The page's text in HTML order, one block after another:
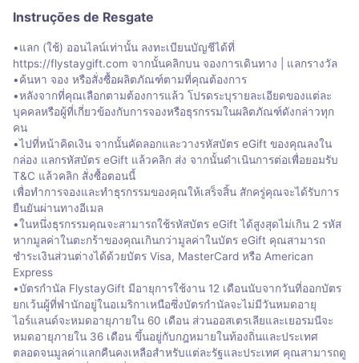
Instruções de Resgate
•แลก (ใช้) ออนไลน์เท่านั้น ลงทะเบียนบัญชีได้ที่
https://flystaygift.com จากนั้นคลิกบน จองการเดินทาง | แลกรางวัล
•ค้นหา จอง หรือสั่งซื้อผลิตภัณฑ์ตามที่คุณต้องการ
•หลังจากที่คุณเลือกตามต้องการแล้ว โปรดระบุรายละเอียดของแต่ละ
บุคคลหรือผู้ที่เกี่ยวข้องกับการจองหรือธุรกรรมในผลิตภัณฑ์ดังกล่าวทุก
คน
•ไปที่หน้าคิดเงิน จากนั้นคัดลอกและวางรหัสบัตร eGift ของคุณลงใน
กล่อง แลกรหัสบัตร eGift แล้วคลิก ส่ง จากนั้นดำเนินการต่อเพื่อยอมรับ
T&C แล้วคลิก สั่งซื้อตอนนี้
เพื่อทำการจองและทำธุรกรรมของคุณให้เสร็จสิ้น สักครู่คุณจะได้รับการ
ยืนยันผ่านทางอีเมล
•ในหนึ่งธุรกรรมคุณจะสามารถใช้รหัสบัตร eGift ได้สูงสุดไม่เกิน 2 รหัส
หากมูลค่าในตะกร้าของคุณเกินกว่ามูลค่าในบัตร eGift คุณสามารถ
ชำระเงินส่วนต่างได้ด้วยบัตร Visa, MasterCard หรือ American
Express
•บัตรกำนัล FlystayGift มีอายุการใช้งาน 12 เดือนนับจากวันที่ออกบัตร
ยกเว้นผู้ที่พำนักอยู่ในอเมริกาเหนือซึ่งบัตรกำนัลจะไม่มีวันหมดอายุ
ไอร์แลนด์จะหมดอายุภายใน 60 เดือน ส่วนออสเตรเลียและเยอรมนีจะ
หมดอายุภายใน 36 เดือน ขึ้นอยู่กับกฎหมายในท้องถิ่นและประเทศ
ตลอดจนมูลค่าแลกคืนคงเหลือสำหรับแต่ละรัฐและประเทศ คุณสามารถดู